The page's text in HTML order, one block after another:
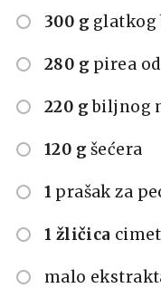
300 g glatkog
280 g pirea
220 g biljnog
120 g šećera
1 prašak za
1 žličica
malo